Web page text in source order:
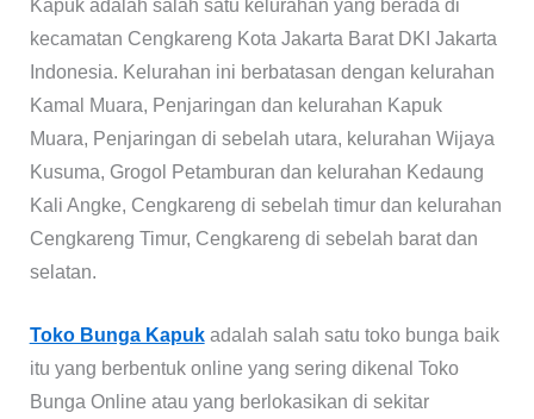
Kapuk adalah salah satu kelurahan yang berada di
kecamatan Cengkareng Kota Jakarta Barat DKI Jakarta
Indonesia. Kelurahan ini berbatasan dengan kelurahan
Kamal Muara, Penjaringan dan kelurahan Kapuk
Muara, Penjaringan di sebelah utara, kelurahan Wijaya
Kusuma, Grogol Petamburan dan kelurahan Kedaung
Kali Angke, Cengkareng di sebelah timur dan kelurahan
Cengkareng Timur, Cengkareng di sebelah barat dan
selatan.
Toko Bunga Kapukadalah salah satu toko bunga baik
itu yang berbentuk online yang sering dikenal Toko
Bunga Online atau yang berlokasikan di sekitar